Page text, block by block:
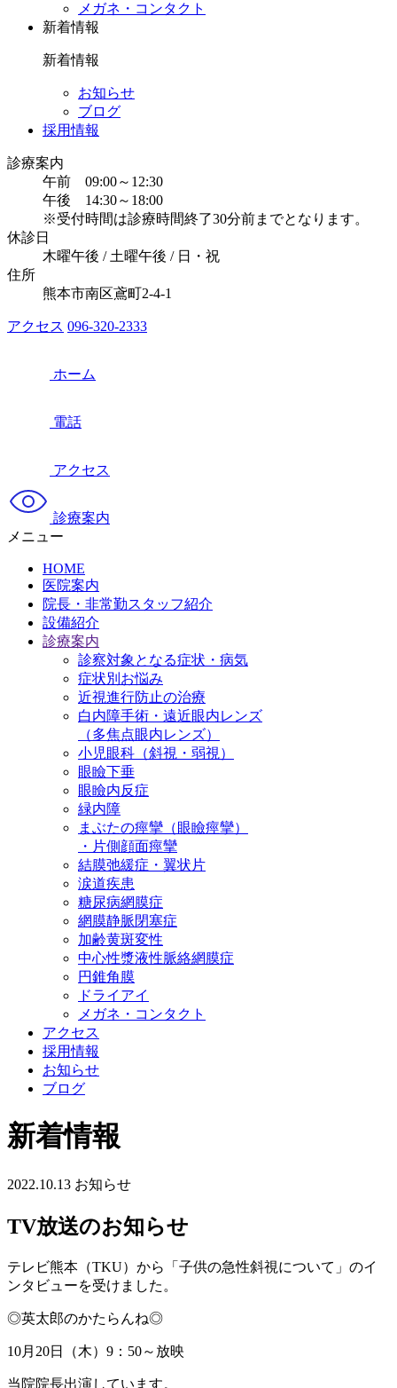
メガネ・コンタクト
新着情報
新着情報
お知らせ
ブログ
採用情報
診療案内
午前 09:00～12:30
午後 14:30～18:00
※受付時間は診療時間終了30分前までとなります。
休診日
木曜午後 / 土曜午後 / 日・祝
住所
熊本市南区鳶町2-4-1
アクセス 096-320-2333
ホーム
電話
アクセス
診療案内
メニュー
HOME
医院案内
院長・非常勤スタッフ紹介
設備紹介
診療案内
診察対象となる症状・病気
症状別お悩み
近視進行防止の治療
白内障手術・遠近眼内レンズ
（多焦点眼内レンズ）
小児眼科（斜視・弱視）
眼瞼下垂
眼瞼内反症
緑内障
まぶたの痙攣（眼瞼痙攣）
・片側顔面痙攣
結膜弛緩症・翼状片
涙道疾患
糖尿病網膜症
網膜静脈閉塞症
加齢黄斑変性
中心性漿液性脈絡網膜症
円錐角膜
ドライアイ
メガネ・コンタクト
アクセス
採用情報
お知らせ
ブログ
新着情報
2022.10.13 お知らせ
TV放送のお知らせ
テレビ熊本（TKU）から「子供の急性斜視について」のイ
ンタビューを受けました。
◎英太郎のかたらんね◎
10月20日（木）9：50～放映
当院院長出演しています。